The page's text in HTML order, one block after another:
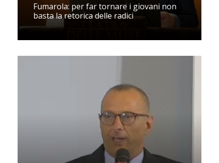
Fumarola: per far tornare i giovani non
basta la retorica delle radici